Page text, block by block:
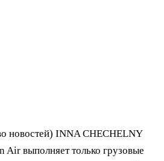
новостей) INNA CHECHELNY
Air выполняет только грузовые